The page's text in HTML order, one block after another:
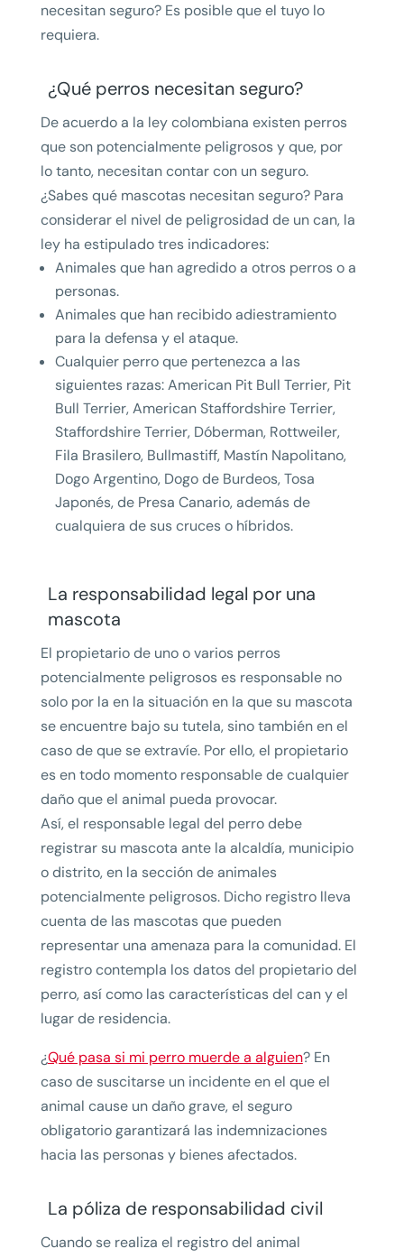
necesitan seguro? Es posible que el tuyo lo
requiera.
¿Qué perros necesitan seguro?
De acuerdo a la ley colombiana existen perros
que son potencialmente peligrosos y que, por
lo tanto, necesitan contar con un seguro.
¿Sabes qué mascotas necesitan seguro? Para
considerar el nivel de peligrosidad de un can, la
ley ha estipulado tres indicadores:
Animales que han agredido a otros perros o a
personas.
Animales que han recibido adiestramiento
para la defensa y el ataque.
Cualquier perro que pertenezca a las
siguientes razas: American Pit Bull Terrier, Pit
Bull Terrier, American Staffordshire Terrier,
Staffordshire Terrier, Dóberman, Rottweiler,
Fila Brasilero, Bullmastiff, Mastín Napolitano,
Dogo Argentino, Dogo de Burdeos, Tosa
Japonés, de Presa Canario, además de
cualquiera de sus cruces o híbridos.
La responsabilidad legal por una
mascota
El propietario de uno o varios perros
potencialmente peligrosos es responsable no
solo por la en la situación en la que su mascota
se encuentre bajo su tutela, sino también en el
caso de que se extravíe. Por ello, el propietario
es en todo momento responsable de cualquier
daño que el animal pueda provocar.
Así, el responsable legal del perro debe
registrar su mascota ante la alcaldía, municipio
o distrito, en la sección de animales
potencialmente peligrosos. Dicho registro lleva
cuenta de las mascotas que pueden
representar una amenaza para la comunidad. El
registro contempla los datos del propietario del
perro, así como las características del can y el
lugar de residencia.
¿Qué pasa si mi perro muerde a alguien? En
caso de suscitarse un incidente en el que el
animal cause un daño grave, el seguro
obligatorio garantizará las indemnizaciones
hacia las personas y bienes afectados.
La póliza de responsabilidad civil
Cuando se realiza el registro del animal